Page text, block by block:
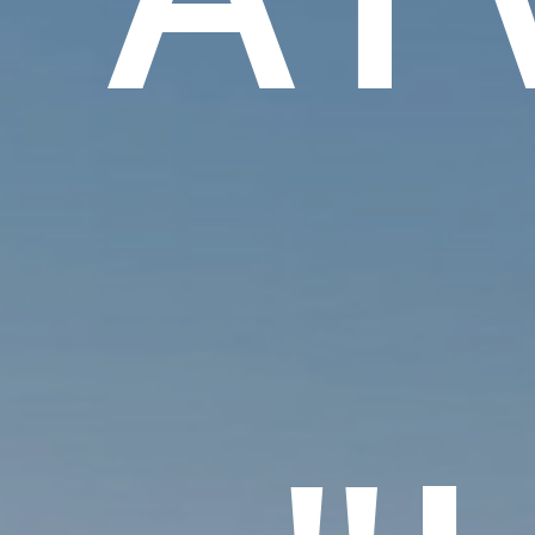
Hit enter to search or ESC to close